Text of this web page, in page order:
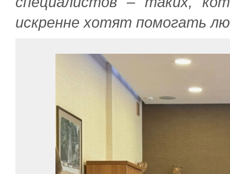
искренне хотят помогать